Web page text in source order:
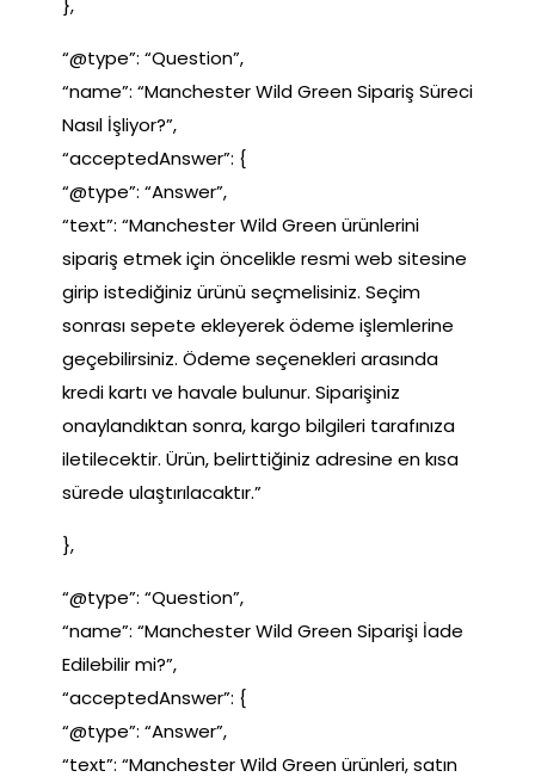
},
“@type”: “Question”,
“name”: “Manchester Wild Green Sipariş Süreci
Nasıl İşliyor?”,
“acceptedAnswer”: {
“@type”: “Answer”,
“text”: “Manchester Wild Green ürünlerini
sipariş etmek için öncelikle resmi web sitesine
girip istediğiniz ürünü seçmelisiniz. Seçim
sonrası sepete ekleyerek ödeme işlemlerine
geçebilirsiniz. Ödeme seçenekleri arasında
kredi kartı ve havale bulunur. Siparişiniz
onaylandıktan sonra, kargo bilgileri tarafınıza
iletilecektir. Ürün, belirttiğiniz adresine en kısa
sürede ulaştırılacaktır.”
},
“@type”: “Question”,
“name”: “Manchester Wild Green Siparişi İade
Edilebilir mi?”,
“acceptedAnswer”: {
“@type”: “Answer”,
“text”: “Manchester Wild Green ürünleri, satın